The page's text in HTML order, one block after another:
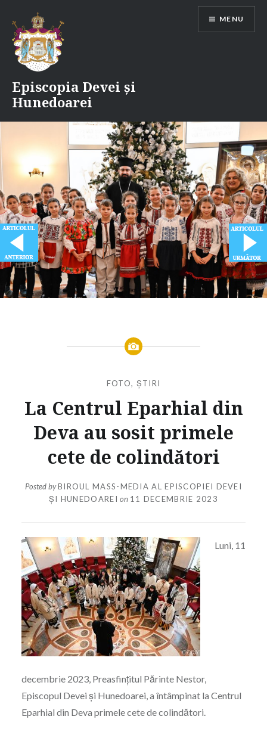
content
Episcopia Devei și
Hunedoarei
MENU
FOTO, ȘTIRI
La Centrul Eparhial din
Deva au sosit primele
cete de colindători
Posted byBIROUL MASS-MEDIA AL EPISCOPIEI DEVEI
ȘI HUNEDOAREI on 11 DECEMBRIE 2023
Luni, 11
decembrie 2023, Preasfințitul Părinte Nestor,
Episcopul Devei și Hunedoarei, a întâmpinat la Centrul
Eparhial din Deva primele cete de colindători.